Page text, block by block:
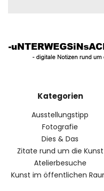
Kategorien
Ausstellungstipp
Fotografie
Dies & Das
Zitate rund um die Kunst
Atelierbesuche
Kunst im öffentlichen